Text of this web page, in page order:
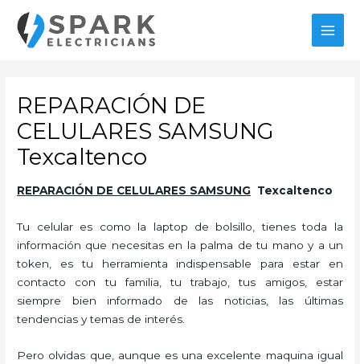
contenido
REPARACIÓN DE
CELULARES SAMSUNG
Texcaltenco
REPARACIÓN DE CELULARES SAMSUNG Texcaltenco
Tu celular es como la laptop de bolsillo, tienes toda la
información que necesitas en la palma de tu mano y a un
token, es tu herramienta indispensable para estar en
contacto con tu familia, tu trabajo, tus amigos, estar
siempre bien informado de las noticias, las últimas
tendencias y temas de interés.
Pero olvidas que, aunque es una excelente maquina igual